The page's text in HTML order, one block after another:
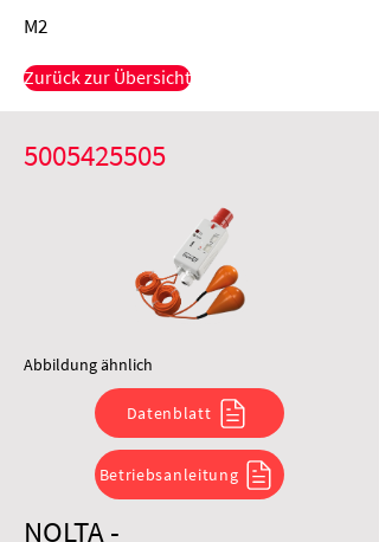
M2
Zurück zur Übersicht
5005425505
Abbildung ähnlich
Datenblatt
Betriebsanleitung
NOLTA -